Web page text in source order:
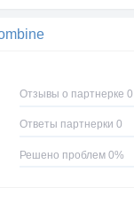
Отзывы о партнерке 0
Ответы партнерки 0
Решено проблем 0%